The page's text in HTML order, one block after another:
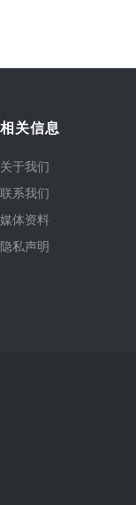
相关信息
关于我们
联系我们
媒体资料
隐私声明